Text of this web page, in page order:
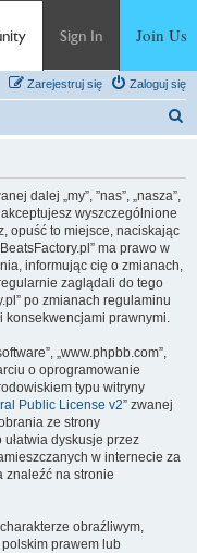
Sign In Join Us
Zaloguj się
Zarejestruj się
dalej „my”, ”nas”, „nasza”,
akceptujesz wyszczególnione
opuść to miejsce, naciskając
ma prawo w
informując cię o zmianach,
zaglądali do tego
po zmianach regulaminu
konsekwencjami prawnymi.
„www.phpbb.com”,
o oprogramowanie
typu witryny
Public License v2” zwanej
ze strony
dyskusje przez
w internecie za
znaleźć na stronie
obraźliwym,
prawem lub